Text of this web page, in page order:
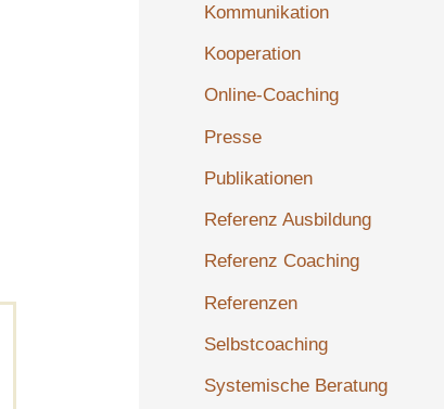
Kommunikation
Kooperation
Online-Coaching
Presse
Publikationen
Referenz Ausbildung
Referenz Coaching
Referenzen
Selbstcoaching
Systemische Beratung